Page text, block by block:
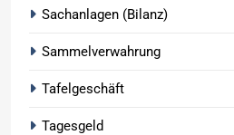
Sachanlagen (Bilanz)
Sammelverwahrung
Tafelgeschäft
Tagesgeld